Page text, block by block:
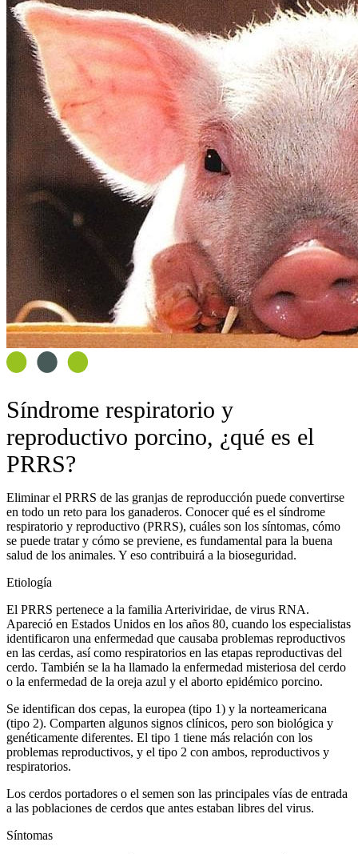
Síndrome respiratorio y
reproductivo porcino, ¿qué es el
PRRS?
Eliminar el PRRS de las granjas de reproducción puede convertirse
en todo un reto para los ganaderos. Conocer qué es el síndrome
respiratorio y reproductivo (PRRS), cuáles son los síntomas, cómo
se puede tratar y cómo se previene, es fundamental para la buena
salud de los animales. Y eso contribuirá a la bioseguridad.
Etiología
El PRRS pertenece a la familia Arteriviridae, de virus RNA.
Apareció en Estados Unidos en los años 80, cuando los especialistas
identificaron una enfermedad que causaba problemas reproductivos
en las cerdas, así como respiratorios en las etapas reproductivas del
cerdo. También se la ha llamado la enfermedad misteriosa del cerdo
o la enfermedad de la oreja azul y el aborto epidémico porcino.
Se identifican dos cepas, la europea (tipo 1) y la norteamericana
(tipo 2). Comparten algunos signos clínicos, pero son biológica y
genéticamente diferentes. El tipo 1 tiene más relación con los
problemas reproductivos, y el tipo 2 con ambos, reproductivos y
respiratorios.
Los cerdos portadores o el semen son las principales vías de entrada
a las poblaciones de cerdos que antes estaban libres del virus.
Síntomas